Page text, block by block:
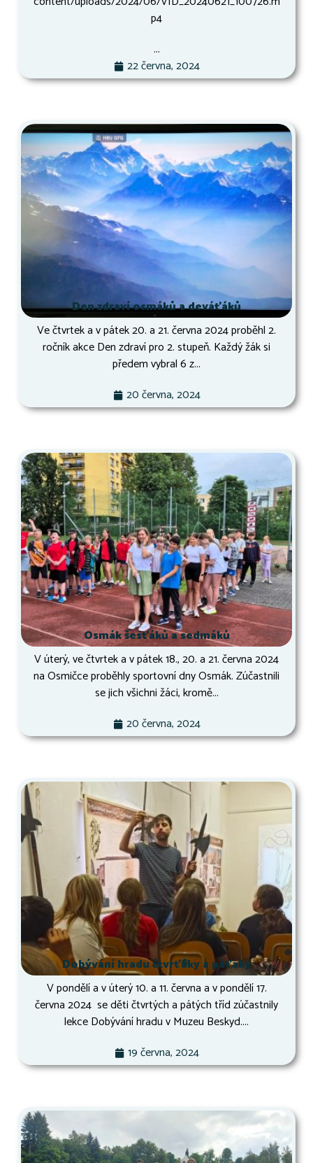
p4
...
22 června, 2024
Den zdraví osmáků a deváťáků
Ve čtvrtek a v pátek 20. a 21. června 2024 proběhl 2.
ročník akce Den zdraví pro 2. stupeň. Každý žák si
předem vybral 6 z...
20 června, 2024
Osmák šesťáků a sedmáků
V úterý, ve čtvrtek a v pátek 18., 20. a 21. června 2024
na Osmičce proběhly sportovní dny Osmák. Zúčastnili
se jich všichni žáci, kromě...
20 června, 2024
Dobývání hradu čtvrťáky a páťáky
V pondělí a v úterý 10. a 11. června a v pondělí 17.
června 2024 se děti čtvrtých a pátých tříd zúčastnily
lekce Dobývání hradu v Muzeu Beskyd....
19 června, 2024